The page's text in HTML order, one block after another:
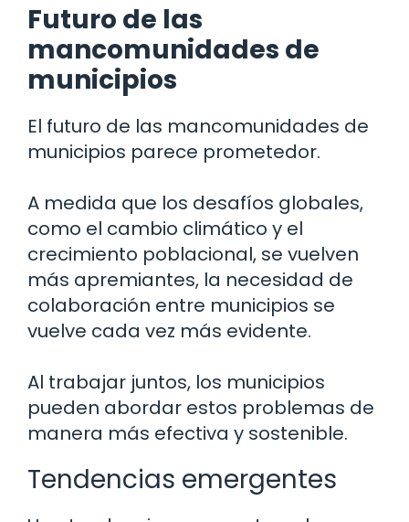
Futuro de las
mancomunidades de
municipios
El futuro de las mancomunidades de
municipios parece prometedor.
A medida que los desafíos globales,
como el cambio climático y el
crecimiento poblacional, se vuelven
más apremiantes, la necesidad de
colaboración entre municipios se
vuelve cada vez más evidente.
Al trabajar juntos, los municipios
pueden abordar estos problemas de
manera más efectiva y sostenible.
Tendencias emergentes